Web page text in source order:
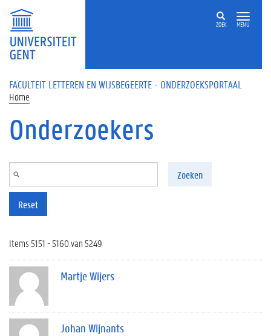
Overslaan en naar de inhoud gaan
ZOEK MENU
FACULTEIT LETTEREN EN WIJSBEGEERTE - ONDERZOEKSPORTAAL
Home
Onderzoekers
Zoeken
Reset
Items 5151 - 5160 van 5249
Martje Wijers
Johan Wijnants